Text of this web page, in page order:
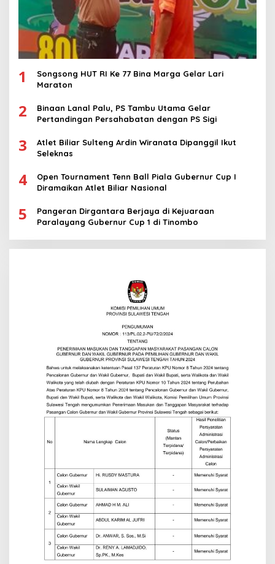
1
Songsong HUT RI Ke 77 Bina Marga Gelar Lari
Maraton
2
Binaan Lanal Palu, PS Tambu Utama Gelar
Pertandingan Persahabatan dengan PS Sigi
3
Atlet Biliar Sulteng Ardin Wiranata Dipanggil Ikut
Seleknas
4
Open Tournament Tenn Ball Piala Gubernur Cup I
Diramaikan Atlet Biliar Nasional
5
Pangeran Dirgantara Berjaya di Kejuaraan
Paralayang Gubernur Cup 1 di Tinombo